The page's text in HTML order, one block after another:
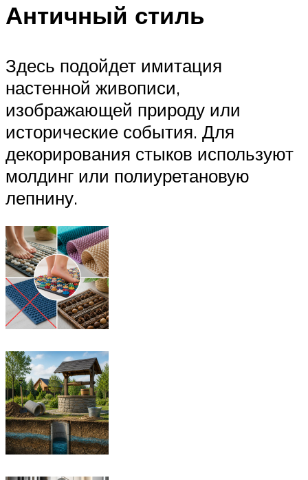
Античный стиль
Здесь подойдет имитация
настенной живописи,
изображающей природу или
исторические события. Для
декорирования стыков используют
молдинг или полиуретановую
лепнину.